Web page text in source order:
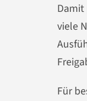
Damit
viele
Für